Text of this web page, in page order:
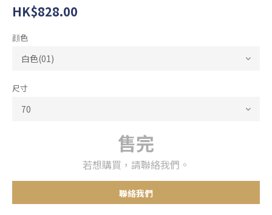
HK$828.00
顔色
尺寸
售完
若想購買，請聯絡我們。
聯絡我們